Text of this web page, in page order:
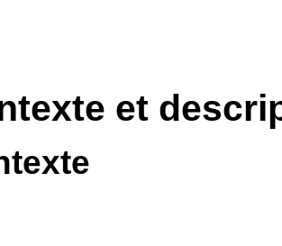
et